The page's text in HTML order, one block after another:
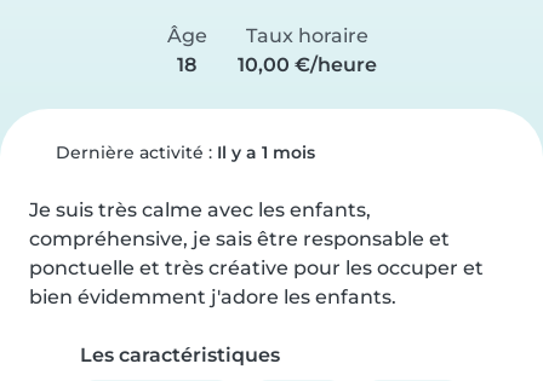
Âge
18
Taux horaire
10,00 €/heure
Dernière activité : Il y a 1 mois
Je suis très calme avec les enfants,
compréhensive, je sais être responsable et
ponctuelle et très créative pour les occuper et
bien évidemment j'adore les enfants.
Les caractéristiques